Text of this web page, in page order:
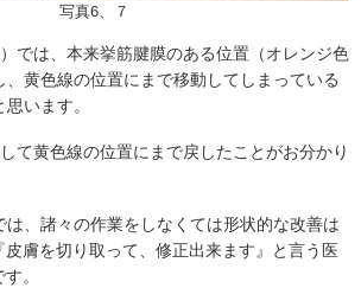
写真6、７
では、本来挙筋腱膜のある位置（オレンジ色
黄色線の位置にまで移動してしまっている
います。
て黄色線の位置にまで戻したことがお分かり
は、諸々の作業をしなくては形状的な改善は
皮膚を切り取って、修正出来ます』と言う医
。